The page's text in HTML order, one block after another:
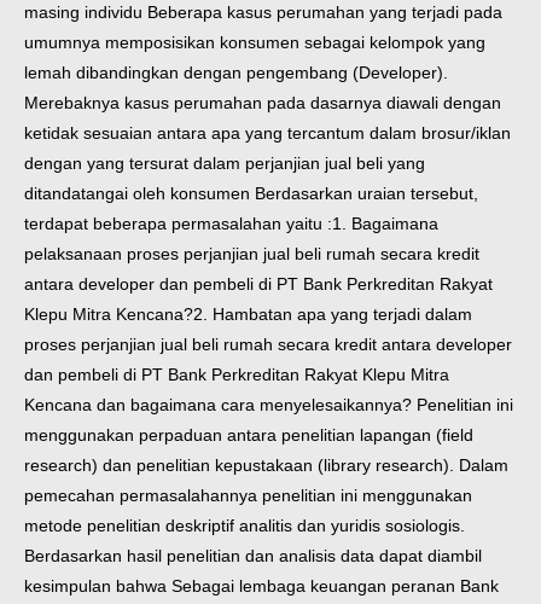
masing individu Beberapa kasus perumahan yang terjadi pada
umumnya memposisikan konsumen sebagai kelompok yang
lemah dibandingkan dengan pengembang (Developer).
Merebaknya kasus perumahan pada dasarnya diawali dengan
ketidak sesuaian antara apa yang tercantum dalam brosur/iklan
dengan yang tersurat dalam perjanjian jual beli yang
ditandatangai oleh konsumen Berdasarkan uraian tersebut,
terdapat beberapa permasalahan yaitu :1. Bagaimana
pelaksanaan proses perjanjian jual beli rumah secara kredit
antara developer dan pembeli di PT Bank Perkreditan Rakyat
Klepu Mitra Kencana?2. Hambatan apa yang terjadi dalam
proses perjanjian jual beli rumah secara kredit antara developer
dan pembeli di PT Bank Perkreditan Rakyat Klepu Mitra
Kencana dan bagaimana cara menyelesaikannya? Penelitian ini
menggunakan perpaduan antara penelitian lapangan (field
research) dan penelitian kepustakaan (library research). Dalam
pemecahan permasalahannya penelitian ini menggunakan
metode penelitian deskriptif analitis dan yuridis sosiologis.
Berdasarkan hasil penelitian dan analisis data dapat diambil
kesimpulan bahwa Sebagai lembaga keuangan peranan Bank